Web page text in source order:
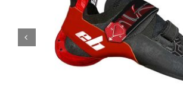
Trail
Escalade / Alpinisme